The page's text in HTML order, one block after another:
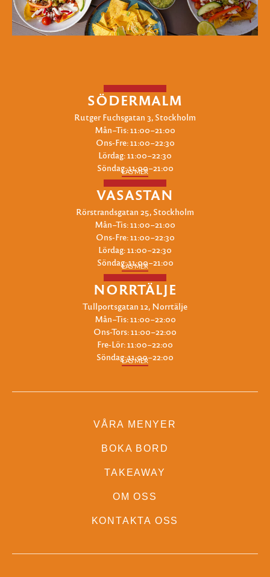
SÖDERMALM
Rutger Fuchsgatan 3, Stockholm
Mån–Tis: 11:00–21:00
Ons-Fre: 11:00–22:30
Lördag: 11:00–22:30
Söndag: 11:00–21:00
LÄS MER
VASASTAN
Rörstrandsgatan 25, Stockholm
Mån–Tis: 11:00–21:00
Ons-Fre: 11:00–22:30
Lördag: 11:00–22:30
Söndag: 11:00–21:00
LÄS MER
NORRTÄLJE
Tullportsgatan 12, Norrtälje
Mån–Tis: 11:00–22:00
Ons-Tors: 11:00–22:00
Fre-Lör: 11:00–22:00
Söndag: 11:00–22:00
LÄS MER
VÅRA MENYER
BOKA BORD
TAKEAWAY
OM OSS
KONTAKTA OSS